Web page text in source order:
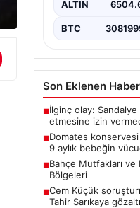
ALTIN
BTC
Son Eklenen
■İlginç olay: Sandalye
etmesine izin
■Domates konservesi
9 aylık bebeğin
■Bahçe Mutfakları ve
Bölgeleri
■Cem Küçük
Tahir Sarıkaya